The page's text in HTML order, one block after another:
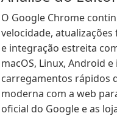
O Google Chrome
velocidade,
e integração estreita
macOS, Linux, Android
carregamentos rápidos
moderna com a web
oficial do Google e as